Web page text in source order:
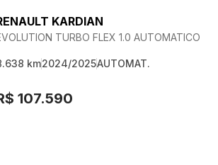
KARDIAN
TURBO FLEX 1.0 AUTOMATICO
km2024/2025AUTOMAT.
107.590